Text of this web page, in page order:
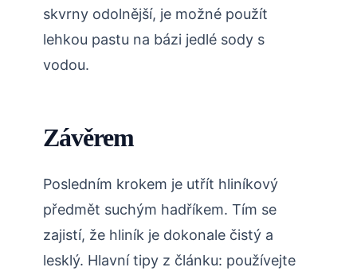
skvrny odolnější, je možné použít
lehkou pastu na bázi jedlé sody s
vodou.
Závěrem
Posledním krokem je utřít hliníkový
předmět suchým hadříkem. Tím se
zajistí, že hliník je dokonale čistý a
lesklý. Hlavní tipy z článku: používejte